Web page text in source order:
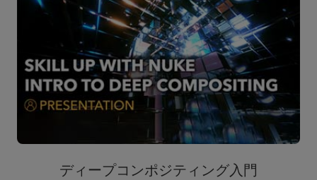
ディープコンポジティング入門